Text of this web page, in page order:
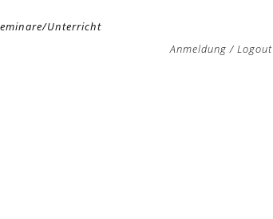
Unterricht
Anmeldung / Logout